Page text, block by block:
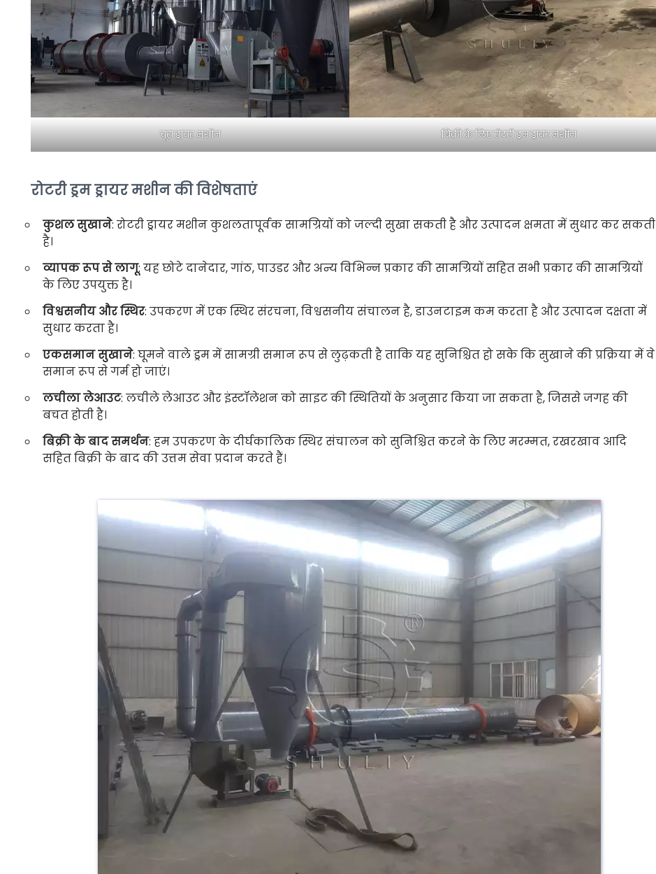
चूरा ड्रायर मशीन बिक्री के लिए रोटरी ड्रम ड्रायर मशीन
रोटरी ड्रम ड्रायर मशीन की विशेषताएं
कुशल सुखाने: रोटरी ड्रायर मशीन कुशलतापूर्वक सामग्रियों को जल्दी सुखा सकती है और उत्पादन क्षमता में सुधार कर सकती
है।
व्यापक रूप से लागू: यह छोटे दानेदार, गांठ, पाउडर और अन्य विभिन्न प्रकार की सामग्रियों सहित सभी प्रकार की सामग्रियों
के लिए उपयुक्त है।
विश्वसनीय और स्थिर: उपकरण में एक स्थिर संरचना, विश्वसनीय संचालन है, डाउनटाइम कम करता है और उत्पादन दक्षता में
सुधार करता है।
एकसमान सुखाने: घूमने वाले ड्रम में सामग्री समान रूप से लुढ़कती है ताकि यह सुनिश्चित हो सके कि सुखाने की प्रक्रिया में वे
समान रूप से गर्म हो जाएं।
लचीला लेआउट: लचीले लेआउट और इंस्टॉलेशन को साइट की स्थितियों के अनुसार किया जा सकता है, जिससे जगह की
बचत होती है।
बिक्री के बाद समर्थन: हम उपकरण के दीर्घकालिक स्थिर संचालन को सुनिश्चित करने के लिए मरम्मत, रखरखाव आदि
सहित बिक्री के बाद की उत्तम सेवा प्रदान करते हैं।